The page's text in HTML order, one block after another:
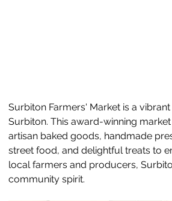
Surbiton Farmers' Market is a
Surbiton. This award-winning
artisan baked goods, handmade
street food, and delightful treats to
local farmers and producers,
community spirit.